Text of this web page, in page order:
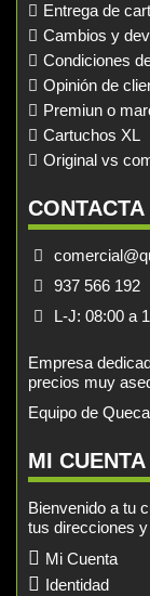
Entrega de
Cambios y
Condiciones
Opinión de
Premiun o
Cartuchos XL
Original vs
937 566 192
L-J: 08:00 a
Empresa
precios muy
Equipo de
MI CUENTA
Bienvenido a tu
tus direcciones
Mi Cuenta
Identidad